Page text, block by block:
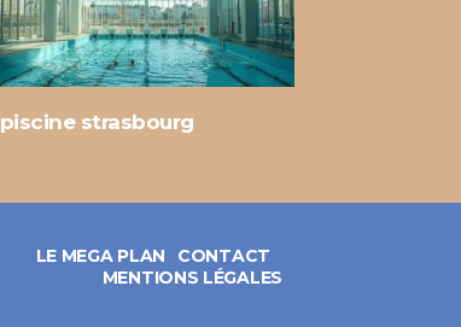
piscine strasbourg
LE MEGA PLAN
CONTACT
MENTIONS LÉGALES